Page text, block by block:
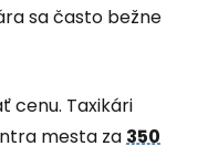
sa často bežne
cenu. Taxikári
mesta za350